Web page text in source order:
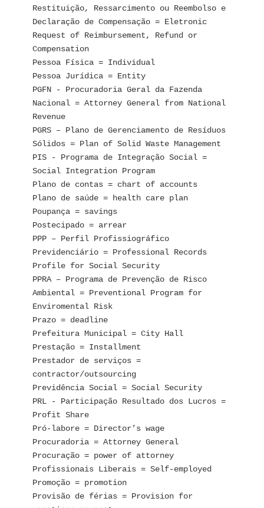
Restituição, Ressarcimento ou Reembolso e
Declaração de Compensação = Eletronic
Request of Reimbursement, Refund or
Compensation
Pessoa Física = Individual
Pessoa Jurídica = Entity
PGFN - Procuradoria Geral da Fazenda
Nacional = Attorney General from National
Revenue
PGRS – Plano de Gerenciamento de Resíduos
Sólidos = Plan of Solid Waste Management
PIS - Programa de Integração Social =
Social Integration Program
Plano de contas = chart of accounts
Plano de saúde = health care plan
Poupança = savings
Postecipado = arrear
PPP – Perfil Profissiográfico
Previdenciário = Professional Records
Profile for Social Security
PPRA – Programa de Prevenção de Risco
Ambiental = Preventional Program for
Enviromental Risk
Prazo = deadline
Prefeitura Municipal = City Hall
Prestação = Installment
Prestador de serviços =
contractor/outsourcing
Previdência Social = Social Security
PRL - Participação Resultado dos Lucros =
Profit Share
Pró-labore = Director’s wage
Procuradoria = Attorney General
Procuração = power of attorney
Profissionais Liberais = Self-employed
Promoção = promotion
Provisão de férias = Provision for